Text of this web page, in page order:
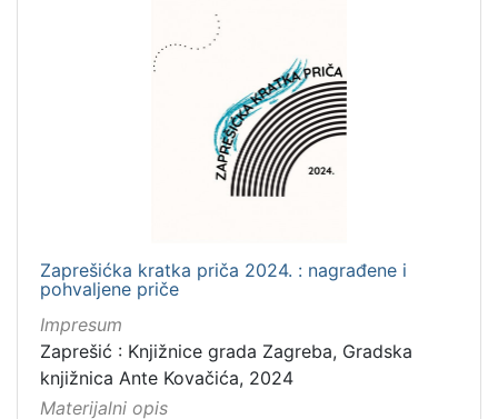
Zaprešićka kratka priča 2024. : nagrađene i
pohvaljene priče
Impresum
Zaprešić : Knjižnice grada Zagreba, Gradska
knjižnica Ante Kovačića, 2024
Materijalni opis